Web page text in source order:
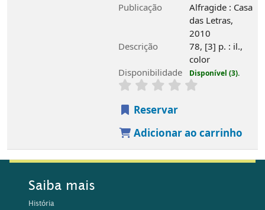
Publicação
Alfragide : Casa
das Letras,
2010
Descrição
78, [3] p. : il.,
color
Disponibilidade
Disponível (3).
Reservar
Adicionar ao carrinho
Saiba mais
História